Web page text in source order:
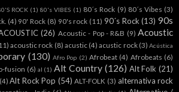
ROCK (1) 80's VIBES (1) 80´s Rock (9) 80´s Vibes (3)
(4) 90' Rock (8) 90's rock (11) 90´s Rock (13) 90s
(26) Acoustic - Pop - R&B (9) Acoustic
acoustic rock (8) acustic (4) acustic rock (3) Acústica
(130) Afro Pop (2) Afrobeat (4) Afrobeats (6)
fusion (6) al (1) Alt Country (126) Alt Folk (21)
(4) Alt Rock Pop (54) ALT-FOLK (3) alternativa rock